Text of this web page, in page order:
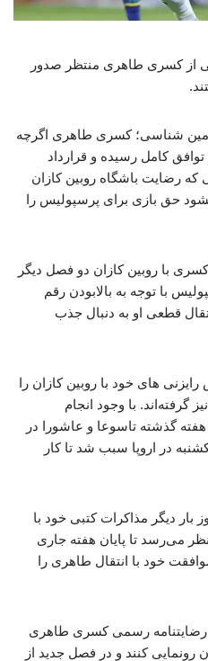
از کسری طاهری منتظر صدور
شناسی؛ کسری طاهری اگرچه
کامل رسیده و قرارداد
که رضایت باشگاه روبین کازان
حق بازی برای پرسپولیس را
با روبین کازان دو فصل دیگر
با توجه به بالابودن رقم
قطعی او به دنبال جذب
های خود با روبین کازان را
گرفته‌اند. با وجود انجام
هفته گذشته تاسوعا و عاشورا در
در اروپا سبب شد تا کار
بار دیگر مذاکرات کتبی خود با
نظر می‌رسد تا پایان هفته جاری
خود با انتقال طاهری را
رضایتنامه رسمی کسری طاهری
رونمایی کنند و در فصل جدید از